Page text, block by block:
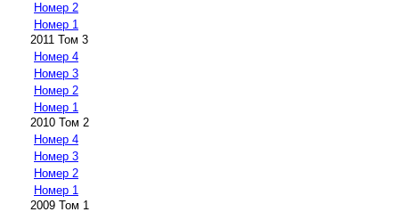
Номер 2
Номер 1
2011 Том 3
Номер 4
Номер 3
Номер 2
Номер 1
2010 Том 2
Номер 4
Номер 3
Номер 2
Номер 1
2009 Том 1